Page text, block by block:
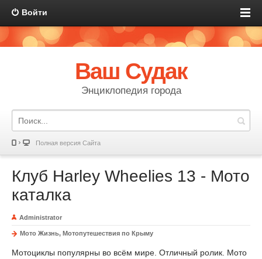
Войти
Ваш Судак
Энциклопедия города
Полная версия Сайта
Клуб Harley Wheelies 13 - Мото
каталка
Administrator
Мото Жизнь, Мотопутешествия по Крыму
Мотоциклы популярны во всём мире. Отличный ролик. Мото